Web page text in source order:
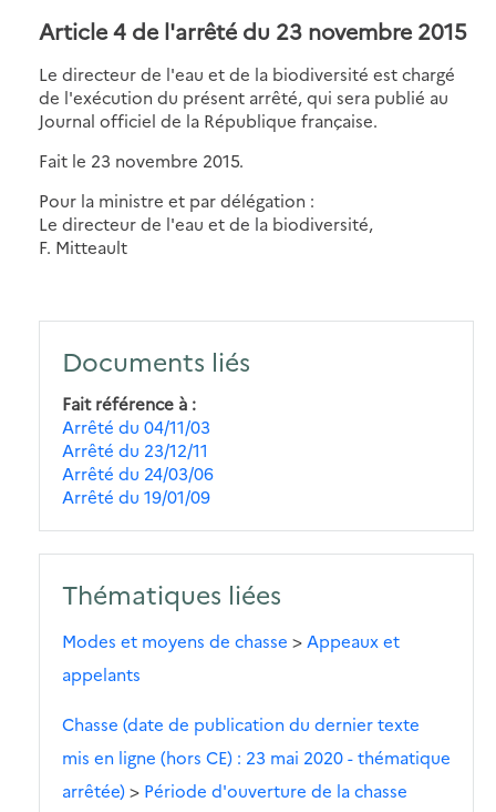
Article 4 de l'arrêté du 23 novembre 2015
Le directeur de l'eau et de la biodiversité est chargé
de l'exécution du présent arrêté, qui sera publié au
Journal officiel de la République française.
Fait le 23 novembre 2015.
Pour la ministre et par délégation :
Le directeur de l'eau et de la biodiversité,
F. Mitteault
Documents liés
Fait référence à
Arrêté du 04/11/03
Arrêté du 23/12/11
Arrêté du 24/03/06
Arrêté du 19/01/09
Thématiques liées
Modes et moyens de chasse > Appeaux et
appelants
Chasse (date de publication du dernier texte
mis en ligne (hors CE) : 23 mai 2020 - thématique
arrêtée)> Période d'ouverture de la chasse